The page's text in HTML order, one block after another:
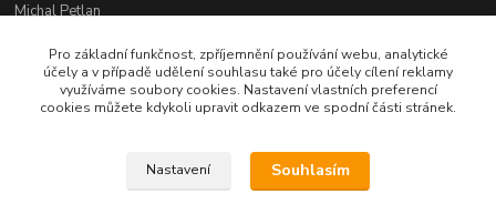
Michal Petlan
(Po-Pá, 9-16h)
info@west4us.cz
Pro základní funkčnost, zpříjemnění používání webu, analytické
účely a v případě udělení souhlasu také pro účely cílení reklamy
využíváme soubory cookies. Nastavení vlastních preferencí
cookies můžete kdykoli upravit odkazem ve spodní části stránek.
Nastavení Souhlasím